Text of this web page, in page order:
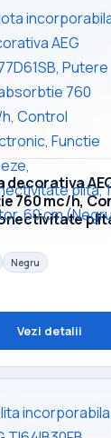
760 mc/h,
Negru
Vezi detalii